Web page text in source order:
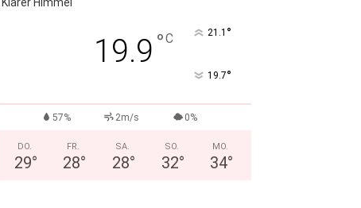
19.9 °C 21.1 °
19.7°
57% 2m/s 0%
DO.
29°
FR.
28°
SA.
28°
SO.
32°
MO.
34°